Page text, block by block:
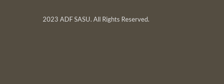
2023 ADF SASU. All Rights Reserved.